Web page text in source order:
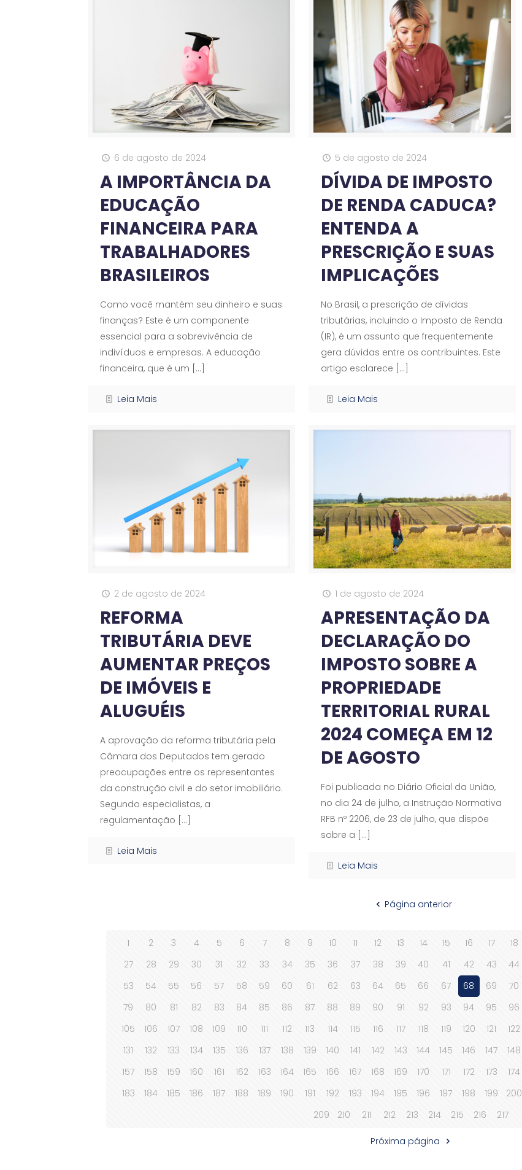
6 de agosto de 2024
A IMPORTÂNCIA DA
EDUCAÇÃO
FINANCEIRA PARA
TRABALHADORES
BRASILEIROS
Como você mantém seu dinheiro e suas
finanças? Este é um componente
essencial para a sobrevivência de
indivíduos e empresas. A educação
financeira, que é um […]
Leia Mais
5 de agosto de 2024
DÍVIDA DE IMPOSTO
DE RENDA CADUCA?
ENTENDA A
PRESCRIÇÃO E SUAS
IMPLICAÇÕES
No Brasil, a prescrição de dívidas
tributárias, incluindo o Imposto de Renda
(IR), é um assunto que frequentemente
gera dúvidas entre os contribuintes. Este
artigo esclarece […]
Leia Mais
2 de agosto de 2024
REFORMA
TRIBUTÁRIA DEVE
AUMENTAR PREÇOS
DE IMÓVEIS E
ALUGUÉIS
A aprovação da reforma tributária pela
Câmara dos Deputados tem gerado
preocupações entre os representantes
da construção civil e do setor imobiliário.
Segundo especialistas, a
regulamentação […]
Leia Mais
1 de agosto de 2024
APRESENTAÇÃO DA
DECLARAÇÃO DO
IMPOSTO SOBRE A
PROPRIEDADE
TERRITORIAL RURAL
2024 COMEÇA EM 12
DE AGOSTO
Foi publicada no Diário Oficial da União,
no dia 24 de julho, a Instrução Normativa
RFB nº 2206, de 23 de julho, que dispõe
sobre a […]
Leia Mais
Página anterior
1 2 3 4 5 6 7 8 9 10 11 12 13 14 15 16 17 18
27
28 29 30 31 32 33 34 35 36 37 38 39 40 41 42 43 44
53
54 55 56 57 58 59 60 61 62 63 64 65 66 67 68 69 70
79
80 81 82 83 84 85 86 87 88 89 90 91 92 93 94 95 96
105
106 107 108 109 110 111 112 113 114 115 116 117 118 119 120 121 122
131
132 133 134 135 136 137 138 139 140 141 142 143 144 145 146 147 148
157
158 159 160 161 162 163 164 165 166 167 168 169 170 171 172 173 174
183
184 185 186 187 188 189 190 191 192 193 194 195 196 197 198 199 200
209
210 211 212 213 214 215 216 217
Próxima página